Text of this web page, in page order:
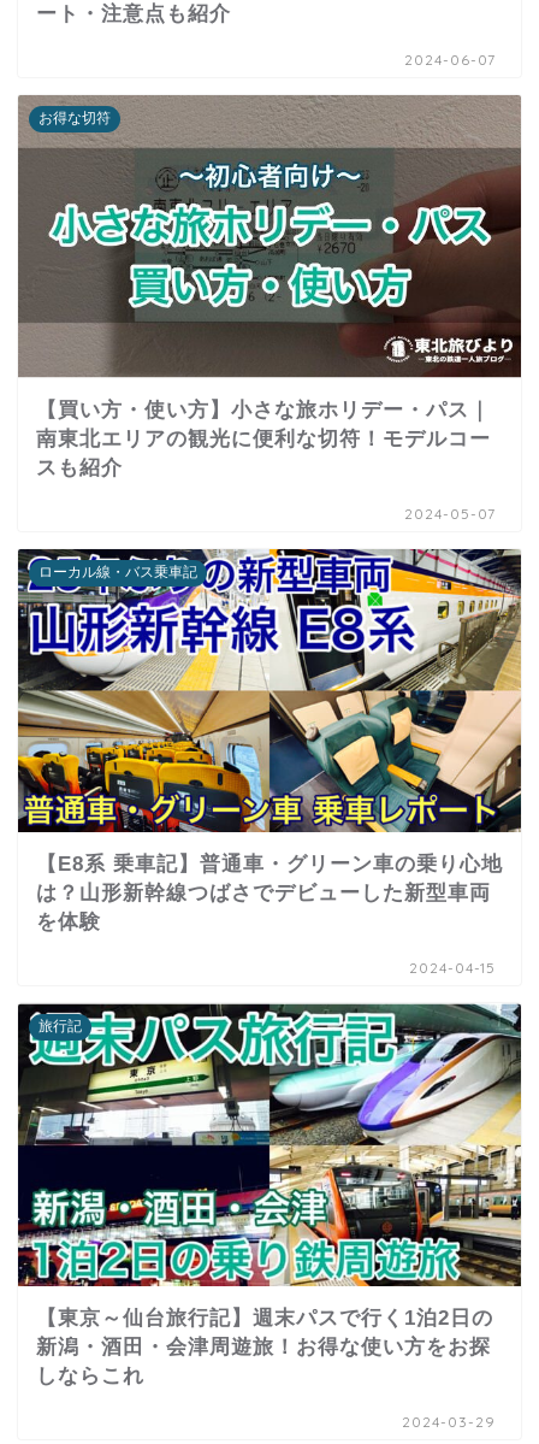
ート・注意点も紹介
2024-06-07
お得な切符
【買い方・使い方】小さな旅ホリデー・パス｜
南東北エリアの観光に便利な切符！モデルコー
スも紹介
2024-05-07
ローカル線・バス乗車記
【E8系 乗車記】普通車・グリーン車の乗り心地
は？山形新幹線つばさでデビューした新型車両
を体験
2024-04-15
旅行記
【東京～仙台旅行記】週末パスで行く1泊2日の
新潟・酒田・会津周遊旅！お得な使い方をお探
しならこれ
2024-03-29